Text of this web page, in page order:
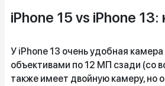
iPhone 15 vs iPhone 13:
У iPhone 13 очень удобная
объективами по 12 МП сзади (со
также имеет двойную камеру, но